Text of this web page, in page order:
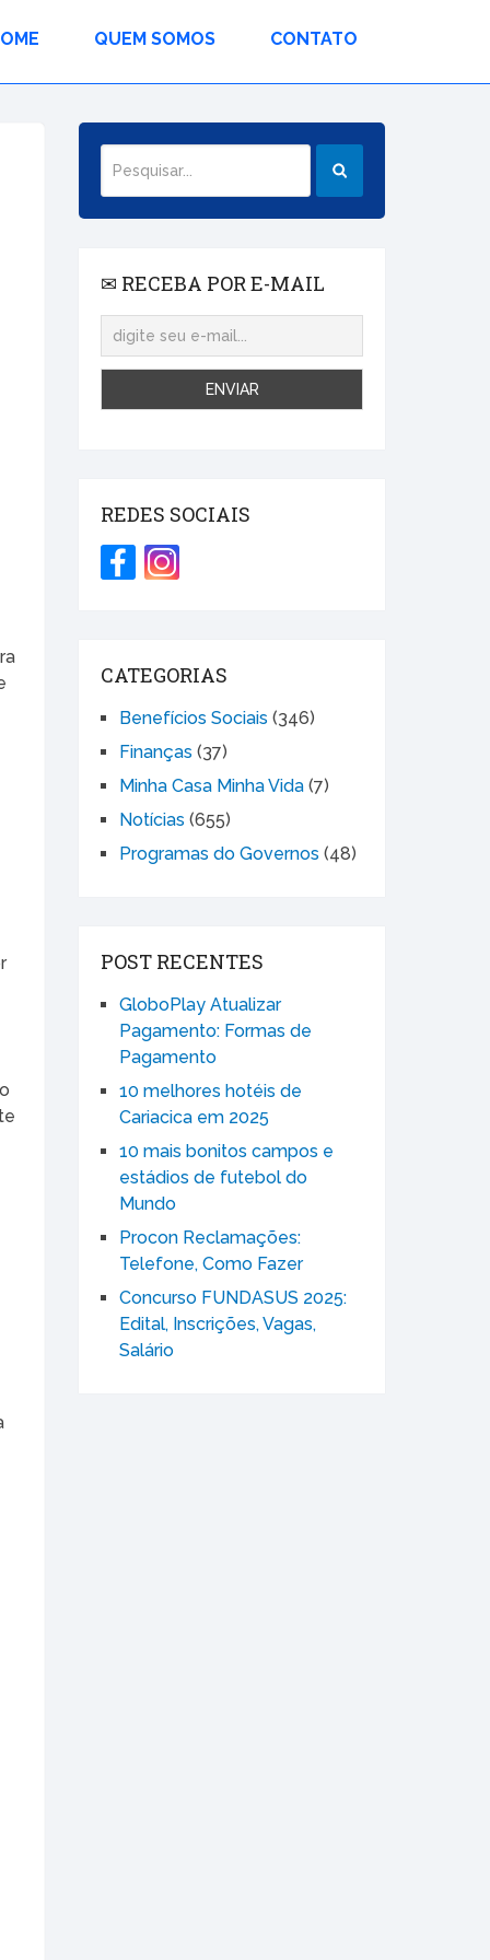
QUEM SOMOS CONTATO
✉ RECEBA POR E-MAIL
REDES SOCIAIS
CATEGORIAS
Benefícios Sociais (346)
Finanças (37)
Minha Casa Minha Vida (7)
Notícias (655)
Programas do Governos (48)
POST RECENTES
GloboPlay Atualizar
Pagamento: Formas de
Pagamento
10 melhores hotéis de
Cariacica em 2025
10 mais bonitos campos e
estádios de futebol do
Mundo
Procon Reclamações:
Telefone, Como Fazer
Concurso FUNDASUS 2025:
Edital, Inscrições, Vagas,
Salário